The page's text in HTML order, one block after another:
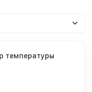
температуры